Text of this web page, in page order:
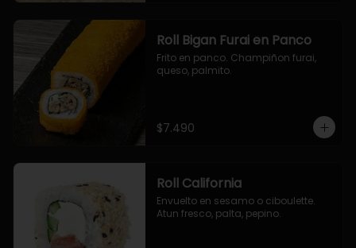
Roll Bigan Furai en Panco
Frito en panco. Champiñon furai,
queso, palmito.
$7.490
Roll California
Envuelto en sesamo o ciboulette.
Atun fresco, palta, pepino.